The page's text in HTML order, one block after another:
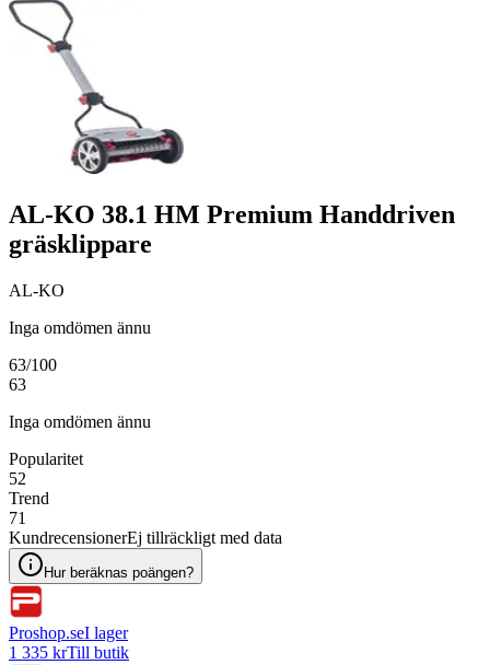
AL-KO 38.1 HM Premium Handdriven
gräsklippare
AL-KO
Inga omdömen ännu
63/100
63
Inga omdömen ännu
Popularitet
52
Trend
71
KundrecensionerEj tillräckligt med data
Hur beräknas poängen?
Proshop.seI lager
1 335 krTill butik